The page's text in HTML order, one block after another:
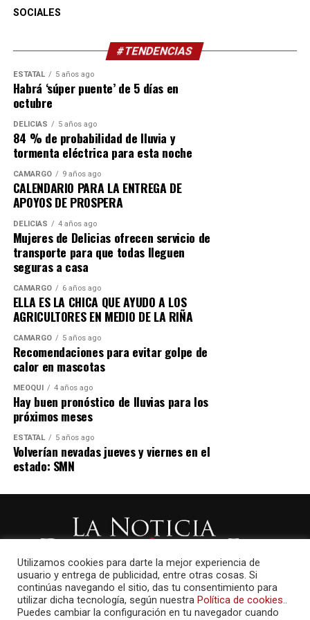
En cuanto a las temperaturas máximas para esta tarde,
39, Janos 35, Madera 28, Temósachic 30, Cuauhtémoc
29, Ojinaga 39, Delicias 36, Camargo 34, Jiménez 32,
Parral 29, Bocoyna 24, Chínipas 35, Guachochi 23 y
Balleza 22.
La dependencia estatal exhorta a la población a
extremar precauciones, evitar cruzar cuerpos de agua
con corriente y atender las recomendaciones del
personal de Protección Civil.
SOCIALES
#TENDENCIAS
ESTATAL 5 años ago
Habrá ‘súper puente’ de 5 días en
octubre
DELICIAS 5 años ago
84 % de probabilidad de lluvia y
tormenta eléctrica para esta noche
CAMARGO 9 años ago
CALENDARIO PARA LA ENTREGA DE
APOYOS DE PROSPERA
DELICIAS 4 años ago
Mujeres de Delicias ofrecen servicio de
transporte para que todas lleguen
seguras a casa
CAMARGO 6 años ago
ELLA ES LA CHICA QUE AYUDO A LOS
AGRICULTORES EN MEDIO DE LA RIÑA
CAMARGO 5 años ago
Recomendaciones para evitar golpe de
calor en mascotas
MEOQUI 4 años ago
Hay buen pronóstico de lluvias para los
próximos meses
ESTATAL 5 años ago
Volverían nevadas jueves y viernes en el
estado: SMN
Utilizamos cookies para darte la mejor experiencia de
usuario y entrega de publicidad, entre otras cosas. Si
continúas navegando el sitio, das tu consentimiento para
utilizar dicha tecnología, según nuestra Política de cookies..
Puedes cambiar la configuración en tu navegador cuando